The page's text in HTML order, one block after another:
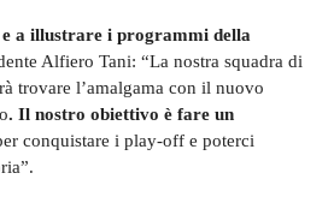
a illustrare i programmi della
Alfiero Tani: “La nostra squadra di
trovare l’amalgama con il nuovo
. Il nostro obiettivo è fare un
conquistare i play-off e poterci